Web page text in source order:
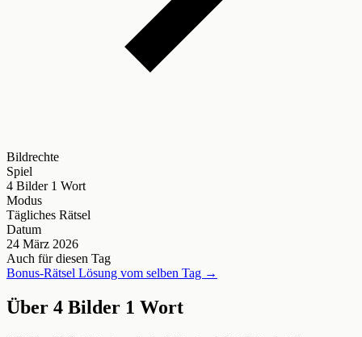
Bildrechte
Spiel
4 Bilder 1 Wort
Modus
Tägliches Rätsel
Datum
24 März 2026
Auch für diesen Tag
Bonus-Rätsel Lösung vom selben Tag →
Über 4 Bilder 1 Wort